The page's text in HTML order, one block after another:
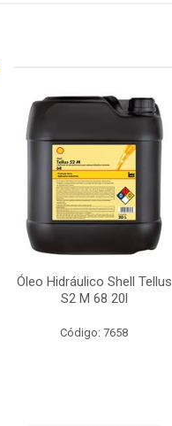
Óleo Hidráulico Shell Tellus
S2 M 68 20l
Código: 7658